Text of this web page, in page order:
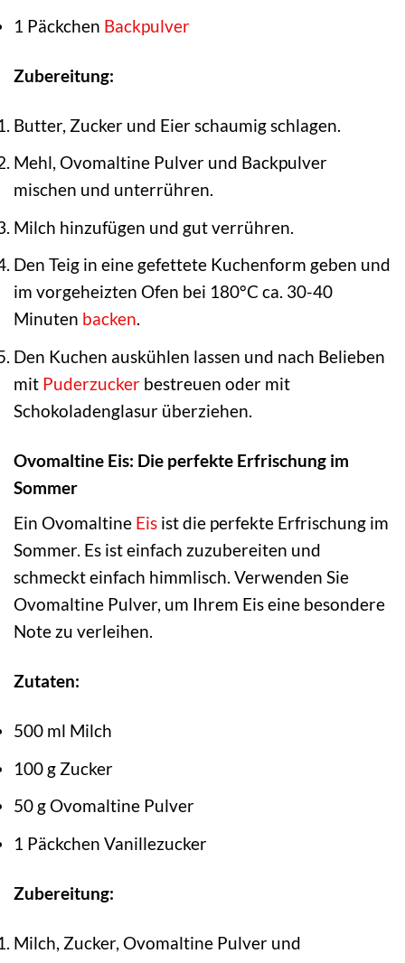
1 Päckchen Backpulver
Zubereitung:
Butter, Zucker und Eier schaumig schlagen.
Mehl, Ovomaltine Pulver und Backpulver
mischen und unterrühren.
Milch hinzufügen und gut verrühren.
Den Teig in eine gefettete Kuchenform geben und
im vorgeheizten Ofen bei 180°C ca. 30-40
Minuten backen.
Den Kuchen auskühlen lassen und nach Belieben
mit Puderzucker bestreuen oder mit
Schokoladenglasur überziehen.
Ovomaltine Eis: Die perfekte Erfrischung im
Sommer
Ein Ovomaltine Eis ist die perfekte Erfrischung im
Sommer. Es ist einfach zuzubereiten und
schmeckt einfach himmlisch. Verwenden Sie
Ovomaltine Pulver, um Ihrem Eis eine besondere
Note zu verleihen.
Zutaten:
500 ml Milch
100 g Zucker
50 g Ovomaltine Pulver
1 Päckchen Vanillezucker
Zubereitung:
Milch, Zucker, Ovomaltine Pulver und